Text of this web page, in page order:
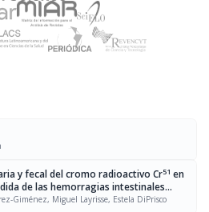
y fecal del cromo radioactivo Cr51 en
de las hemorragias intestinales
anquilostoma
Giménez, Miguel Layrisse, Estela DiPrisco